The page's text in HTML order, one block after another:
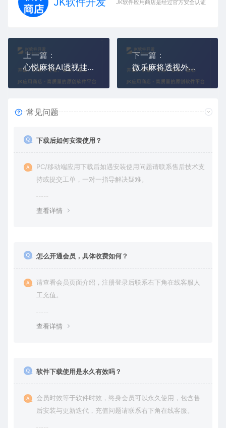
JK软件应用商店是经过官方安全认证，保障
上一篇：
心悦麻将AI透视挂（心悦看牌辅助器）
下一篇：
微乐麻将透视外挂,微乐麻将看牌辅助器
常见问题
下载后如何安装使用？
PC/移动端应用下载后如遇安装使用问题请联系售后技术支
持或提交工单，一对一指导解决疑难。
查看详情
怎么开通会员，具体收费如何？
请查看会员页面介绍，注册登录后联系右下角在线客服人
工充值。
查看详情
软件下载使用是永久有效吗？
会员时效等于软件时效，终身会员可以永久使用，包含售
后安装与更新迭代，充值问题请联系右下角在线客服。